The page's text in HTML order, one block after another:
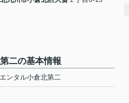
二の基本情報
ンタル小倉北第二